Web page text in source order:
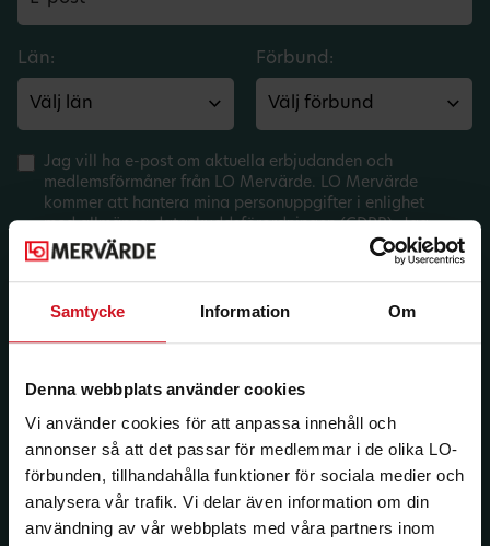
Samtycke Information Om
Denna webbplats använder cookies
Vi använder cookies för att anpassa innehåll och
annonser så att det passar för medlemmar i de olika LO-
förbunden, tillhandahålla funktioner för sociala medier och
analysera vår trafik. Vi delar även information om din
användning av vår webbplats med våra partners inom
Län: Förbund:
Jag vill ha e-post om aktuella erbjudanden och
medlemsförmåner från LO Mervärde. LO Mervärde
kommer att hantera mina personuppgifter i enlighet
med allmänna dataskyddsförordningen (GDPR). Jag
kan när som helst avsluta prenumerationen.